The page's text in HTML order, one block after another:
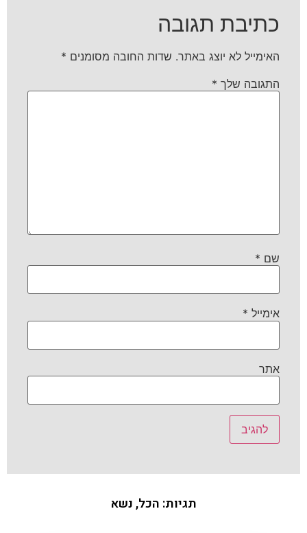
כתיבת תגובה
האימייל לא יוצג באתר. שדות החובה מסומנים *
התגובה שלך *
שם *
אימייל *
אתר
תגיות: הכל,נשא